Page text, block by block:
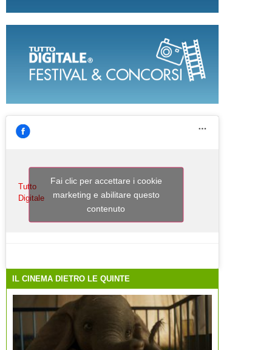
Tutto
Digitale
Fai clic per accettare i cookie
marketing e abilitare questo
contenuto
IL CINEMA DIETRO LE QUINTE